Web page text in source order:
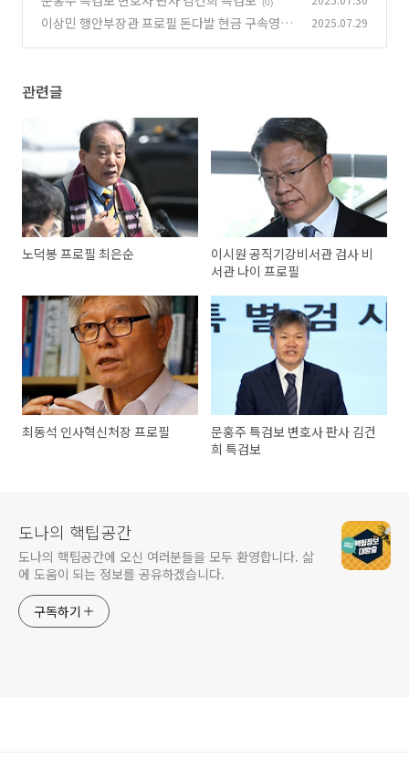
(0)
이상민 행안부장관 프로필 돈다발 현금 구속영장 2025.07.29
관련글
노덕봉 프로필 최은순
이시원 공직기강비서관 검사 비
서관 나이 프로필
최동석 인사혁신처장 프로필
문홍주 특검보 변호사 판사 김건
희 특검보
도나의 핵팁공간
도나의 핵팁공간에 오신 여러분들을 모두 환영합니다. 삶
에 도움이 되는 정보를 공유하겠습니다.
구독하기